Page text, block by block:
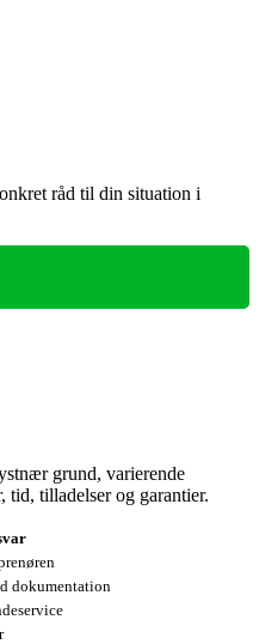
råd til din situation i
grund, varierende
tilladelser og garantier.
dokumentation